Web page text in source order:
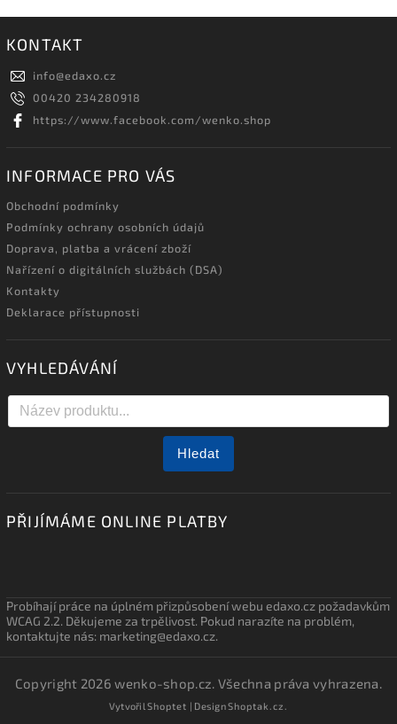
KONTAKT
info@edaxo.cz
00420 234280918
https://www.facebook.com/wenko.shop
INFORMACE PRO VÁS
Obchodní podmínky
Podmínky ochrany osobních údajů
Doprava, platba a vrácení zboží
Nařízení o digitálních službách (DSA)
Kontakty
Deklarace přístupnosti
VYHLEDÁVÁNÍ
Hledat
PŘIJÍMÁME ONLINE PLATBY
Probíhají práce na úplném přizpůsobení webu edaxo.cz požadavkům
WCAG 2.2. Děkujeme za trpělivost. Pokud narazíte na problém,
kontaktujte nás: marketing@edaxo.cz.
Copyright 2026wenko-shop.cz. Všechna práva vyhrazena.
VytvořilShoptet | DesignShoptak.cz.